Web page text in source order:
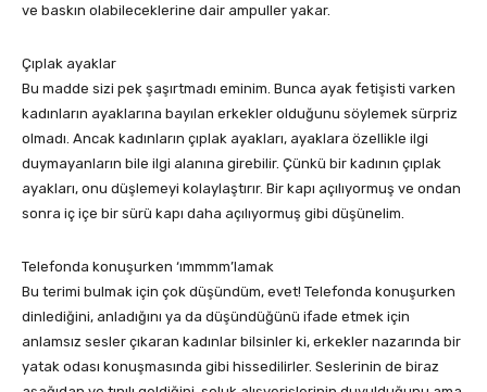
ve baskın olabileceklerine dair ampuller yakar.
Çıplak ayaklar
Bu madde sizi pek şaşırtmadı eminim. Bunca ayak fetişisti varken
kadınların ayaklarına bayılan erkekler olduğunu söylemek sürpriz
olmadı. Ancak kadınların çıplak ayakları, ayaklara özellikle ilgi
duymayanların bile ilgi alanına girebilir. Çünkü bir kadının çıplak
ayakları, onu düşlemeyi kolaylaştırır. Bir kapı açılıyormuş ve ondan
sonra iç içe bir sürü kapı daha açılıyormuş gibi düşünelim.
Telefonda konuşurken ‘ımmmm’lamak
Bu terimi bulmak için çok düşündüm, evet! Telefonda konuşurken
dinlediğini, anladığını ya da düşündüğünü ifade etmek için
anlamsız sesler çıkaran kadınlar bilsinler ki, erkekler nazarında bir
yatak odası konuşmasında gibi hissedilirler. Seslerinin de biraz